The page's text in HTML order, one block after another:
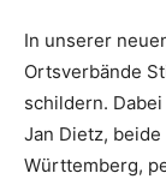
In unserer
Ortsverbände
schildern.
Jan Dietz,
Württemberg,